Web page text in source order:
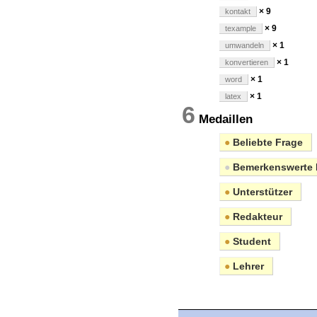
kontakt × 9
texample × 9
umwandeln × 1
konvertieren × 1
word × 1
latex × 1
6 Medaillen
● Beliebte Frage
● Bemerkenswerte
● Unterstützer
● Redakteur
● Student
● Lehrer